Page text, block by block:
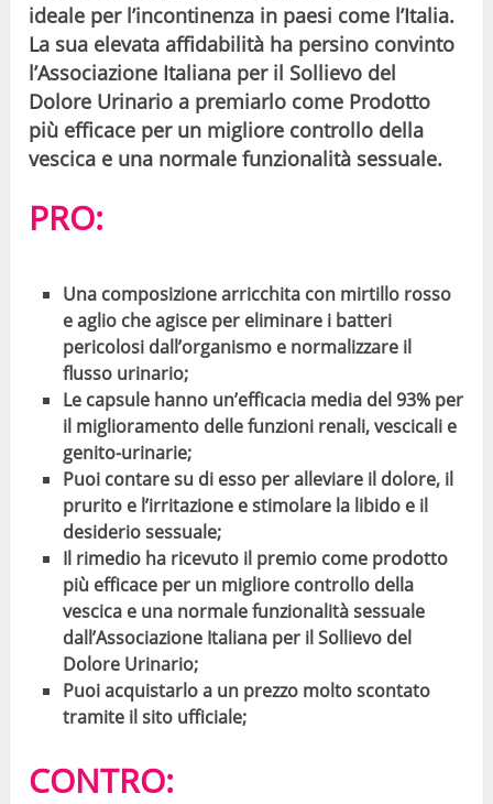
ideale per l’incontinenza in paesi come l’Italia.
La sua elevata affidabilità ha persino convinto
l’Associazione Italiana per il Sollievo del
Dolore Urinario a premiarlo come Prodotto
più efficace per un migliore controllo della
vescica e una normale funzionalità sessuale.
PRO:
Una composizione arricchita con mirtillo rosso
e aglio che agisce per eliminare i batteri
pericolosi dall’organismo e normalizzare il
flusso urinario;
Le capsule hanno un’efficacia media del 93% per
il miglioramento delle funzioni renali, vescicali e
genito-urinarie;
Puoi contare su di esso per alleviare il dolore, il
prurito e l’irritazione e stimolare la libido e il
desiderio sessuale;
Il rimedio ha ricevuto il premio come prodotto
più efficace per un migliore controllo della
vescica e una normale funzionalità sessuale
dall’Associazione Italiana per il Sollievo del
Dolore Urinario;
Puoi acquistarlo a un prezzo molto scontato
tramite il sito ufficiale;
CONTRO: